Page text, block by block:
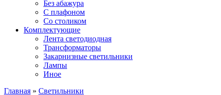
Без абажура
С плафоном
Со столиком
Комплектующие
Лента светодиодная
Трансформаторы
Закарнизные светильники
Лампы
Иное
Главная » Светильники